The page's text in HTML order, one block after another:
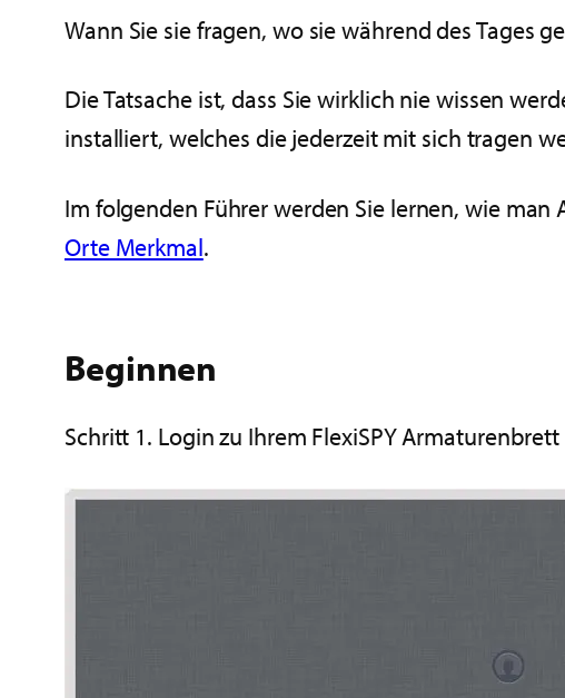
Wann Sie sie fragen, wo sie während des Tages
Die Tatsache ist, dass Sie wirklich nie wissen
installiert, welches die jederzeit mit sich tragen
Im folgenden Führer werden Sie lernen, wie man
Orte Merkmal.
Beginnen
Schritt 1. Login zu Ihrem FlexiSPY